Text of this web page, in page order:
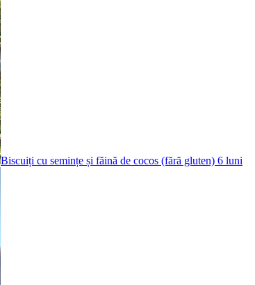
Biscuiți cu semințe și făină de cocos (fără gluten) 6 luni